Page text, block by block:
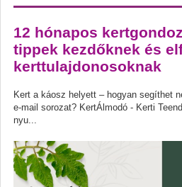
12 hónapos
tippek kezdőknek és
kerttulajdonosoknak
Kert a káosz helyett – hogyan segíthet
e-mail sorozat? KertÁlmodó - Kerti
nyu...